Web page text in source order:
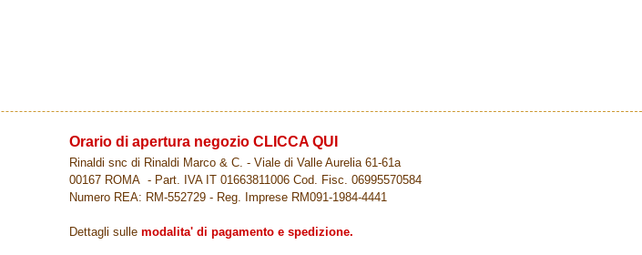
Orario di apertura negozio CLICCA QUI
Rinaldi snc di Rinaldi Marco & C. - Viale di Valle Aurelia 61-61a
00167 ROMA - Part. IVA IT 01663811006 Cod. Fisc. 06995570584
Numero REA: RM-552729 - Reg. Imprese RM091-1984-4441
Dettagli sulle modalita' di pagamento e spedizione.